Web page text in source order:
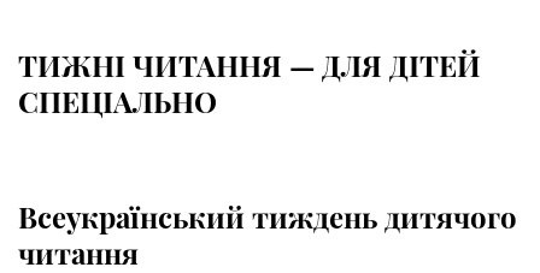
ТИЖНІ ЧИТАННЯ — ДЛЯ ДІТЕЙ
СПЕЦІАЛЬНО
Всеукраїнський тиждень дитячого
читання